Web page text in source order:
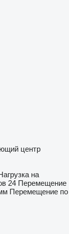
центр
на
24 Перемещение
Перемещение по